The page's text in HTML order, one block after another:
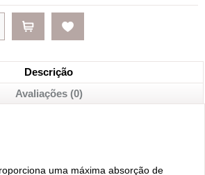
Descrição
Avaliações (0)
uma máxima absorção de